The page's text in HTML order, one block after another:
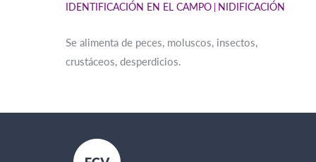
IDENTIFICACIÓN EN EL CAMPO NIDIFICACIÓN
Se alimenta de peces, moluscos, insectos,
crustáceos, desperdicios.